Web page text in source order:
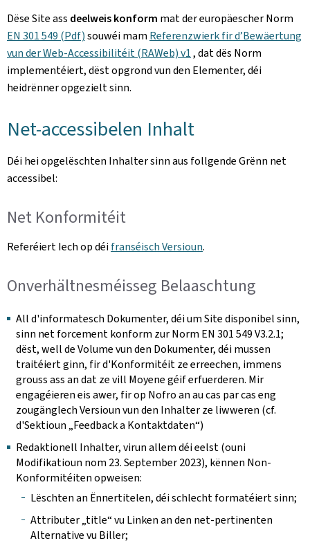
Dëse Site ass deelweis konform mat der europäescher Norm
EN 301 549 (Pdf)souwéi mam Referenzwierk fir d’Bewäertung
vun der Web-Accessibilitéit (RAWeb) v1, dat dës Norm
implementéiert, dëst opgrond vun den Elementer, déi
heidrënner opgezielt sinn.
Net-accessibelen Inhalt
Déi hei opgelëschten Inhalter sinn aus follgende Grënn net
accessibel:
Net Konformitéit
Referéiert Iech op déifranséisch Versioun.
Onverhältnesméisseg Belaaschtung
All d'informatesch Dokumenter, déi um Site disponibel sinn,
sinn net forcement konform zur Norm EN 301 549 V3.2.1;
dëst, well de Volume vun den Dokumenter, déi mussen
traitéiert ginn, fir d'Konformitéit ze erreechen, immens
grouss ass an dat ze vill Moyene géif erfuerderen. Mir
engagéieren eis awer, fir op Nofro an au cas par cas eng
zougänglech Versioun vun den Inhalter ze liwweren (cf.
d'Sektioun „Feedback a Kontaktdaten“)
Redaktionell Inhalter, virun allem déi eelst (ouni
Modifikatioun nom 23. September 2023), kënnen Non-
Konformitéiten opweisen:
Lëschten an Ënnertitelen, déi schlecht formatéiert sinn;
Attributer „title“ vu Linken an den net-pertinenten
Alternative vu Biller;